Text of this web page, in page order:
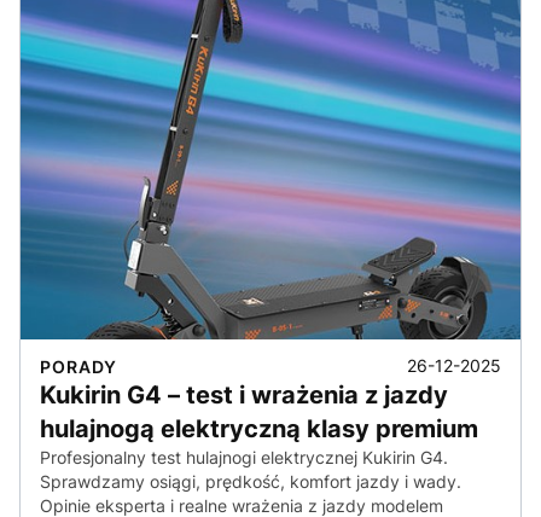
PORADY 26-12-2025
Kukirin G4 – test i wrażenia z jazdy
hulajnogą elektryczną klasy premium
Profesjonalny test hulajnogi elektrycznej Kukirin G4.
Sprawdzamy osiągi, prędkość, komfort jazdy i wady.
Opinie eksperta i realne wrażenia z jazdy modelem